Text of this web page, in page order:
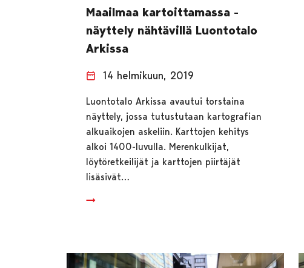
Maailmaa kartoittamassa -
näyttely nähtävillä Luontotalo
Arkissa
14 helmikuun, 2019
Luontotalo Arkissa avautui torstaina
näyttely, jossa tutustutaan kartografian
alkuaikojen askeliin. Karttojen kehitys
alkoi 1400-luvulla. Merenkulkijat,
löytöretkeilijät ja karttojen piirtäjät
lisäsivät…